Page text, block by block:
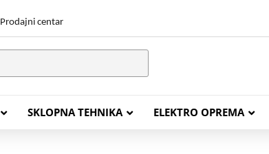
Prodajni centar
SKLOPNA TEHNIKA ELEKTRO OPREMA